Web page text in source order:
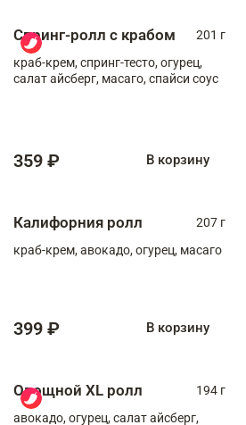
Спринг-ролл с крабом
201 г
краб-крем, спринг-тесто, огурец,
салат айсберг, масаго, спайси соус
359 ₽ В корзину
Калифорния ролл
207 г
краб-крем, авокадо, огурец, масаго
399 ₽ В корзину
Овощной XL ролл
194 г
авокадо, огурец, салат айсберг,